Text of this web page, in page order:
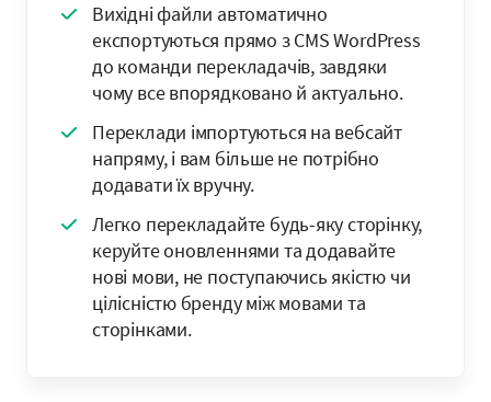
Вихідні файли автоматично
експортуються прямо з CMS WordPress
до команди перекладачів, завдяки
чому все впорядковано й актуально.
Переклади імпортуються на вебсайт
напряму, і вам більше не потрібно
додавати їх вручну.
Легко перекладайте будь-яку сторінку,
керуйте оновленнями та додавайте
нові мови, не поступаючись якістю чи
цілісністю бренду між мовами та
сторінками.